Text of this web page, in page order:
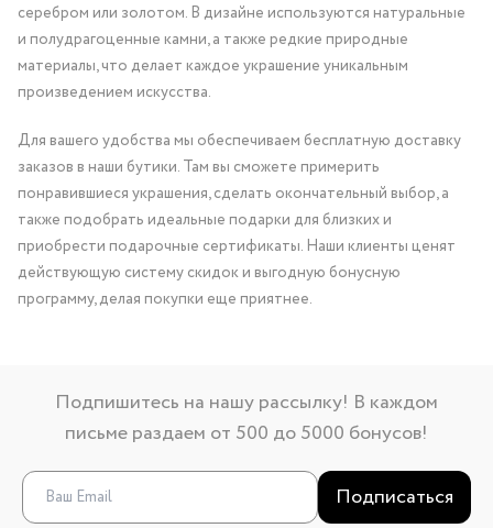
серебром или золотом. В дизайне используются натуральные
и полудрагоценные камни, а также редкие природные
материалы, что делает каждое украшение уникальным
произведением искусства.
Для вашего удобства мы обеспечиваем бесплатную доставку
заказов в наши бутики. Там вы сможете примерить
понравившиеся украшения, сделать окончательный выбор, а
также подобрать идеальные подарки для близких и
приобрести подарочные сертификаты. Наши клиенты ценят
действующую систему скидок и выгодную бонусную
программу, делая покупки еще приятнее.
Подпишитесь на нашу рассылку! В каждом
письме раздаем от 500 до 5000 бонусов!
Подписаться